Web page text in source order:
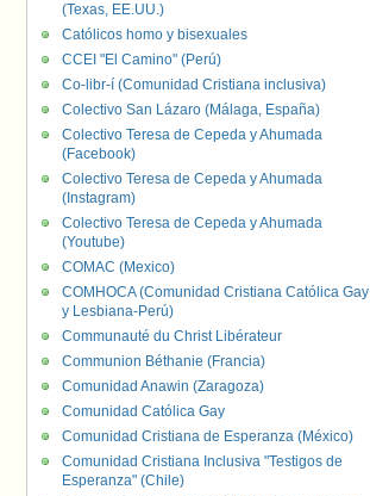
(Texas, EE.UU.)
Católicos homo y bisexuales
CCEI "El Camino" (Perú)
Co-libr-í (Comunidad Cristiana inclusiva)
Colectivo San Lázaro (Málaga, España)
Colectivo Teresa de Cepeda y Ahumada
(Facebook)
Colectivo Teresa de Cepeda y Ahumada
(Instagram)
Colectivo Teresa de Cepeda y Ahumada
(Youtube)
COMAC (Mexico)
COMHOCA (Comunidad Cristiana Católica Gay
y Lesbiana-Perú)
Communauté du Christ Libérateur
Communion Béthanie (Francia)
Comunidad Anawin (Zaragoza)
Comunidad Católica Gay
Comunidad Cristiana de Esperanza (México)
Comunidad Cristiana Inclusiva "Testigos de
Esperanza" (Chile)